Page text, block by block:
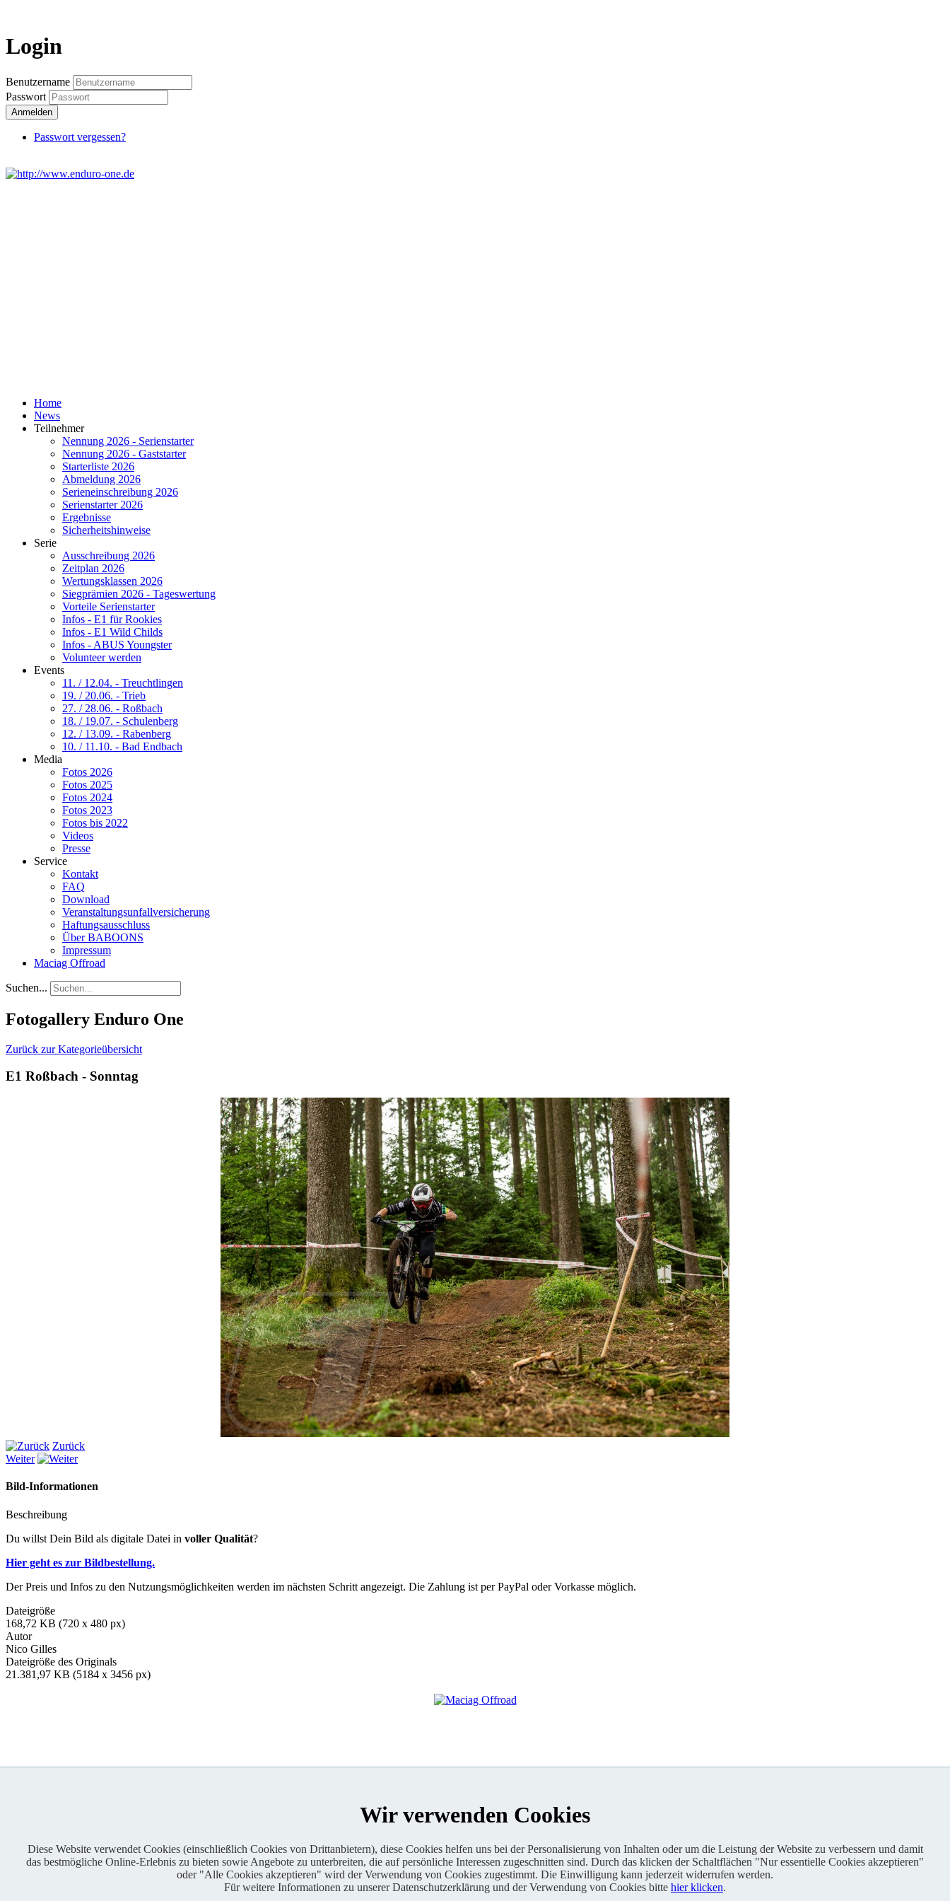
Login
Benutzername
Passwort
Anmelden
Passwort vergessen?
Home
News
Teilnehmer
Nennung 2026 - Serienstarter
Nennung 2026 - Gaststarter
Starterliste 2026
Abmeldung 2026
Serieneinschreibung 2026
Serienstarter 2026
Ergebnisse
Sicherheitshinweise
Serie
Ausschreibung 2026
Zeitplan 2026
Wertungsklassen 2026
Siegprämien 2026 - Tageswertung
Vorteile Serienstarter
Infos - E1 für Rookies
Infos - E1 Wild Childs
Infos - ABUS Youngster
Volunteer werden
Events
11. / 12.04. - Treuchtlingen
19. / 20.06. - Trieb
27. / 28.06. - Roßbach
18. / 19.07. - Schulenberg
12. / 13.09. - Rabenberg
10. / 11.10. - Bad Endbach
Media
Fotos 2026
Fotos 2025
Fotos 2024
Fotos 2023
Fotos bis 2022
Videos
Presse
Service
Kontakt
FAQ
Download
Veranstaltungsunfallversicherung
Haftungsausschluss
Über BABOONS
Impressum
Maciag Offroad
Suchen...
Fotogallery Enduro One
Zurück zur Kategorieübersicht
E1 Roßbach - Sonntag
Zurück
Weiter
Bild-Informationen
Beschreibung
Du willst Dein Bild als digitale Datei in voller Qualität?
Hier geht es zur Bildbestellung.
Der Preis und Infos zu den Nutzungsmöglichkeiten werden im nächsten Schritt angezeigt. Die Zahlung ist per PayPal oder Vorkasse möglich.
Dateigröße
168,72 KB (720 x 480 px)
Autor
Nico Gilles
Dateigröße des Originals
21.381,97 KB (5184 x 3456 px)
Enduro One Series Partner
Wir verwenden Cookies
Diese Website verwendet Cookies (einschließlich Cookies von Drittanbietern), diese Cookies helfen uns bei der Personalisierung von Inhalten oder um die Leistung der Website zu verbessern und damit
das bestmögliche Online-Erlebnis zu bieten sowie Angebote zu unterbreiten, die auf persönliche Interessen zugeschnitten sind. Durch das klicken der Schaltflächen "Nur essentielle Cookies akzeptieren"
oder "Alle Cookies akzeptieren" wird der Verwendung von Cookies zugestimmt. Die Einwilligung kann jederzeit widerrufen werden.
Für weitere Informationen zu unserer Datenschutzerklärung und der Verwendung von Cookies bitte hier klicken.